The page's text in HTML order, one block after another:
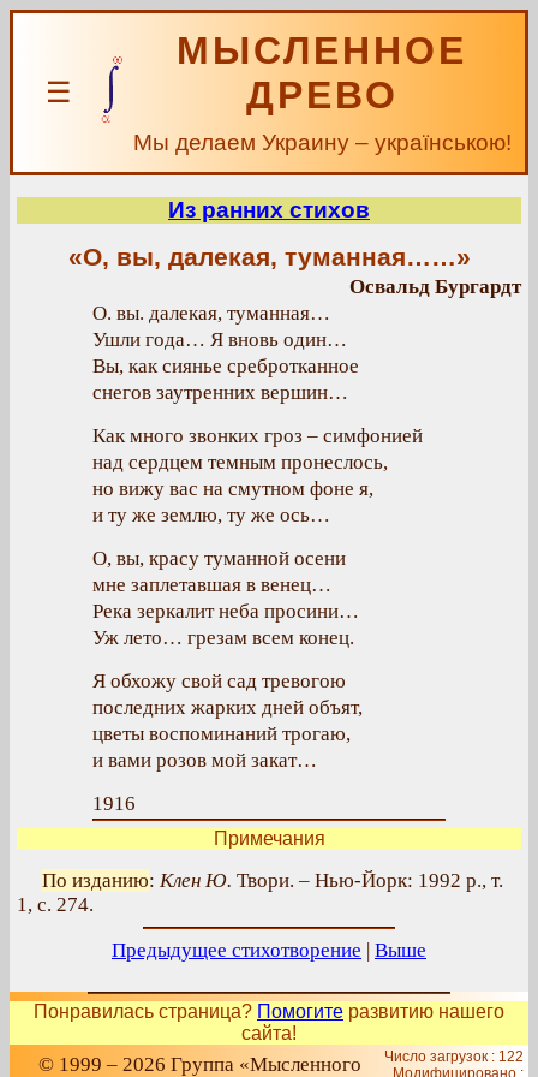
☰
МЫСЛЕННОЕ
ДРЕВО
Мы делаем Украину – українською!
Из ранних стихов
«О, вы, далекая, туманная……»
Освальд Бургардт
О. вы. далекая, туманная…
Ушли года… Я вновь один…
Вы, как сиянье сребротканное
снегов заутренних вершин…
Как много звонких гроз – симфонией
над сердцем темным пронеслось,
но вижу вас на смутном фоне я,
и ту же землю, ту же ось…
О, вы, красу туманной осени
мне заплетавшая в венец…
Река зеркалит неба просини…
Уж лето… грезам всем конец.
Я обхожу свой сад тревогою
последних жарких дней объят,
цветы воспоминаний трогаю,
и вами розов мой закат…
1916
Примечания
По изданию: Клен Ю. Твори. – Нью-Йорк: 1992 р., т.
1, с. 274.
Предыдущее стихотворение | Выше
Понравилась страница? Помогите развитию нашего
сайта!
© 1999 – 2026 Группа «Мысленного
Число загрузок : 122
Модифицировано :